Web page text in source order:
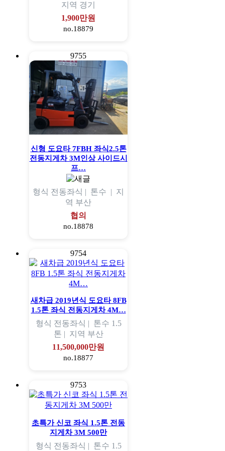
지역 경기
1,900만원
no.18879
9755
신형 도요타 7FBH 좌식2.5톤
전동지게차 3M인상 사이드시
프…
형식 전동좌식 | 톤수 | 지
역 부산
협의
no.18878
9754
새차급 2019년식 도요타 8FB
1.5톤 좌식 전동지게차 4M…
형식 전동좌식 | 톤수 1.5
톤 | 지역 부산
11,500,000만원
no.18877
9753
초특가 신코 좌식 1.5톤 전동
지게차 3M 500만
형식 전동좌식 | 톤수 1.5